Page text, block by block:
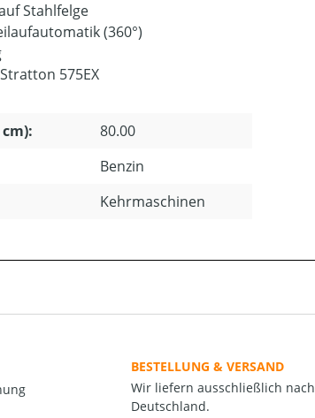
Stahlfelge
(360°)
575EX
80.00
Benzin
Kehrmaschinen
BESTELLUNG & VERSAND
Wir liefern ausschließlich nach
Deutschland.